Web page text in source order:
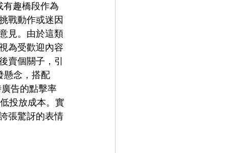
有趣橋段作為
戰動作或迷因
見。由於這類
為受歡迎內容
賣個關子，引
懸念，搭配
告的點擊率
投放成本。實
張驚訝的表情